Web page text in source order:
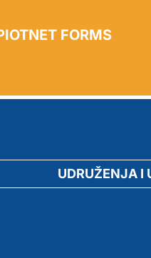
FORMS
UDRUŽENJA I